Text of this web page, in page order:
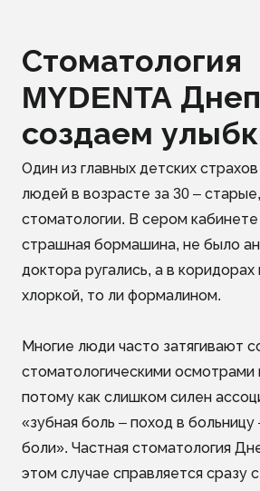
Стоматология
MYDENTA
создаем
Один из главных детских
людей в возрасте за 30 –
стоматологии. В сером
страшная бормашина, не было
доктора ругались, а в коридорах
хлоркой, то ли формалином.
Многие люди часто затягивают
стоматологическими осмотрами
потому как слишком силен
«зубная боль – поход в
боли». Частная стоматология
этом случае справляется сразу